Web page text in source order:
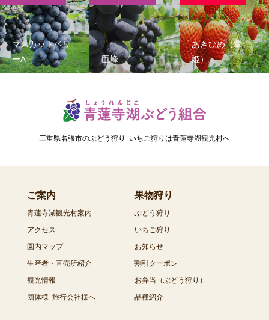
マスカットベリ
ーA
巨峰
あきひめ（章
姫）
三重県名張市のぶどう狩り･いちご狩りは青蓮寺湖観光村へ
ご案内
青蓮寺湖観光村案内
アクセス
園内マップ
生産者・直売所紹介
観光情報
団体様･旅行会社様へ
果物狩り
ぶどう狩り
いちご狩り
お知らせ
割引クーポン
お弁当（ぶどう狩り）
品種紹介